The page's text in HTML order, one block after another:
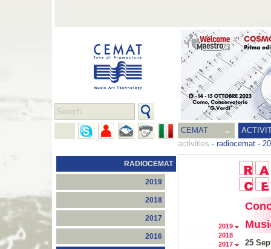
CEMAT
activities - radiocemat -
RADIOCEMAT
2019
2018
2017
2016
2019
2018
2017
25